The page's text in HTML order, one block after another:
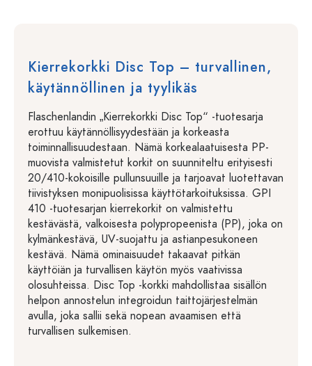
Kierrekorkki Disc Top – turvallinen,
käytännöllinen ja tyylikäs
Flaschenlandin „Kierrekorkki Disc Top“ -tuotesarja
erottuu käytännöllisyydestään ja korkeasta
toiminnallisuudestaan. Nämä korkealaatuisesta PP-
muovista valmistetut korkit on suunniteltu erityisesti
20/410-kokoisille pullunsuuille ja tarjoavat luotettavan
tiivistyksen monipuolisissa käyttötarkoituksissa. GPI
410 -tuotesarjan kierrekorkit on valmistettu
kestävästä, valkoisesta polypropeenista (PP), joka on
kylmänkestävä, UV-suojattu ja astianpesukoneen
kestävä. Nämä ominaisuudet takaavat pitkän
käyttöiän ja turvallisen käytön myös vaativissa
olosuhteissa. Disc Top -korkki mahdollistaa sisällön
helpon annostelun integroidun taittojärjestelmän
avulla, joka sallii sekä nopean avaamisen että
turvallisen sulkemisen.